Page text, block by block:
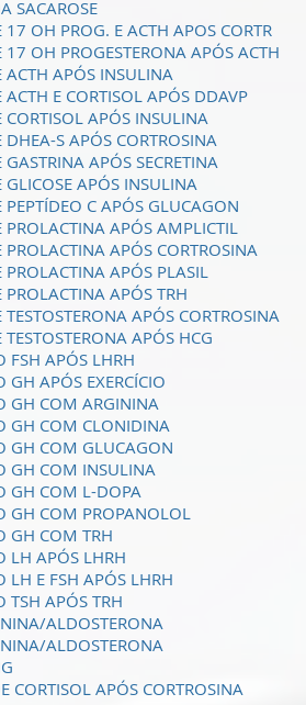
SACAROSE
17 OH PROG. E ACTH APOS CORTR
17 OH PROGESTERONA APÓS ACTH
ACTH APÓS INSULINA
ACTH E CORTISOL APÓS DDAVP
CORTISOL APÓS INSULINA
DHEA-S APÓS CORTROSINA
APÓS SECRETINA
GLICOSE APÓS INSULINA
PEPTÍDEO C APÓS GLUCAGON
PROLACTINA APÓS AMPLICTIL
PROLACTINA APÓS CORTROSINA
PROLACTINA APÓS PLASIL
PROLACTINA APÓS TRH
APÓS CORTROSINA
APÓS HCG
FSH APÓS LHRH
GH APÓS EXERCÍCIO
GH COM ARGININA
GH COM CLONIDINA
GH COM GLUCAGON
GH COM INSULINA
GH COM L-DOPA
GH COM PROPANOLOL
GH COM TRH
LH APÓS LHRH
LH E FSH APÓS LHRH
TSH APÓS TRH
ALDOSTERONA
ALDOSTERONA
CORTISOL APÓS CORTROSINA